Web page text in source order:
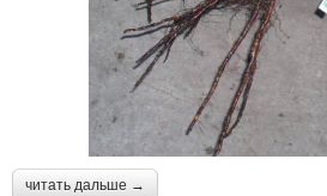
читать дальше →